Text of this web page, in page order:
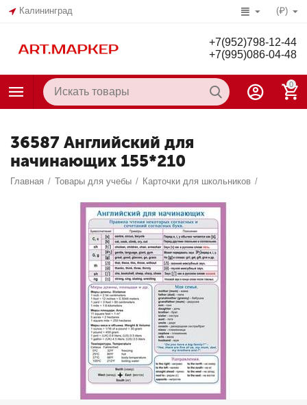
Калининград (₽)
+7(952)798-12-44
+7(995)086-04-48
0
36587 Английский для
начинающих 155*210
Главная / Товары для учебы / Карточки для школьников /